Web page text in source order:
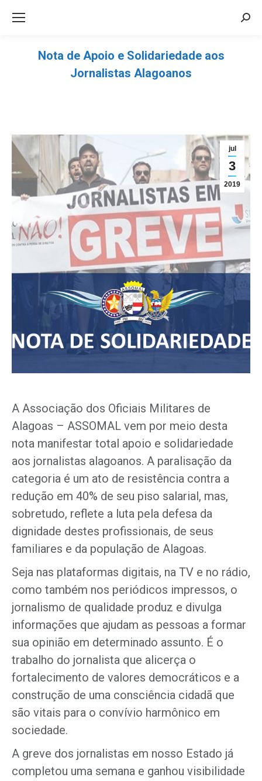
Nota de Apoio e Solidariedade aos
Jornalistas Alagoanos
jul
3
2019
A Associação dos Oficiais Militares de
Alagoas – ASSOMAL vem por meio desta
nota manifestar total apoio e solidariedade
aos jornalistas alagoanos. A paralisação da
categoria é um ato de resistência contra a
redução em 40% de seu piso salarial, mas,
sobretudo, reflete a luta pela defesa da
dignidade destes profissionais, de seus
familiares e da população de Alagoas.
Seja nas plataformas digitais, na TV e no rádio,
como também nos periódicos impressos, o
jornalismo de qualidade produz e divulga
informações que ajudam as pessoas a formar
sua opinião em determinado assunto. É o
trabalho do jornalista que alicerça o
fortalecimento de valores democráticos e a
construção de uma consciência cidadã que
são vitais para o convívio harmônico em
sociedade.
A greve dos jornalistas em nosso Estado já
completou uma semana e ganhou visibilidade